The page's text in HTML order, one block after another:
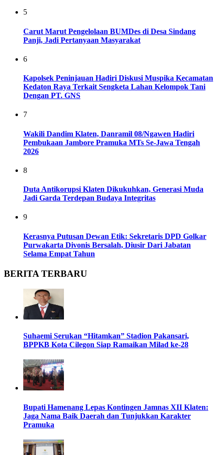
5
Carut Marut Pengelolaan BUMDes di Desa Sindang
Panji, Jadi Pertanyaan Masyarakat
6
Kapolsek Peninjauan Hadiri Diskusi Muspika Kecamatan
Kedaton Raya Terkait Sengketa Lahan Kelompok Tani
Dengan PT. GNS
7
Wakili Dandim Klaten, Danramil 08/Ngawen Hadiri
Pembukaan Jambore Pramuka MTs Se-Jawa Tengah
2026
8
Duta Antikorupsi Klaten Dikukuhkan, Generasi Muda
Jadi Garda Terdepan Budaya Integritas
9
Kerasnya Putusan Dewan Etik: Sekretaris DPD Golkar
Purwakarta Divonis Bersalah, Diusir Dari Jabatan
Selama Empat Tahun
BERITA TERBARU
Suhaemi Serukan “Hitamkan” Stadion Pakansari,
BPPKB Kota Cilegon Siap Ramaikan Milad ke-28
Bupati Hamenang Lepas Kontingen Jamnas XII Klaten:
Jaga Nama Baik Daerah dan Tunjukkan Karakter
Pramuka